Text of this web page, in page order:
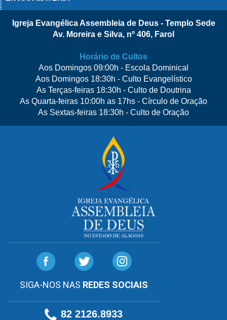
Igreja Evangélica Assembleia de Deus - Templo Sede
Av. Moreira e Silva, nº 406, Farol
Horário de Cultos
Aos Domingos 09:00h - Escola Dominical
Aos Domingos 18:30h - Culto Evangelístico
As Terças-feiras 18:30h - Culto de Doutrina
As Quarta-feiras 10:00h as 17hs - Círculo de Oração
As Sextas-feiras 18:30h - Culto de Oração
SIGA-NOS NAS REDES SOCIAIS
82 2126.8933